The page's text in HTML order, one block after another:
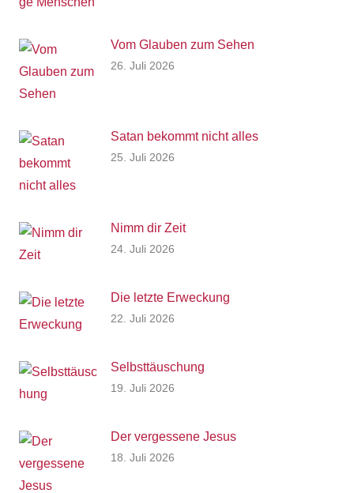
Vom Glauben zum Sehen
26. Juli 2026
Satan bekommt nicht alles
25. Juli 2026
Nimm dir Zeit
24. Juli 2026
Die letzte Erweckung
22. Juli 2026
Selbsttäuschung
19. Juli 2026
Der vergessene Jesus
18. Juli 2026